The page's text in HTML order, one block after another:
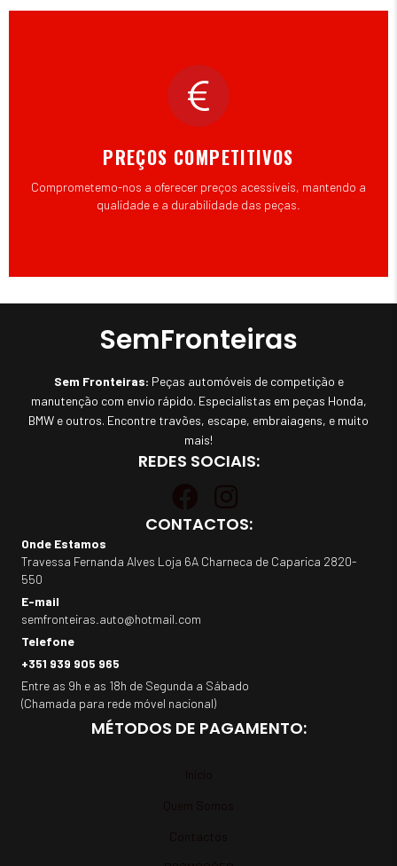
PREÇOS COMPETITIVOS
Comprometemo-nos a oferecer preços acessíveis, mantendo a
qualidade e a durabilidade das peças.
SemFronteiras
Sem Fronteiras: Peças automóveis de competição e
manutenção com envio rápido. Especialistas em peças Honda,
BMW e outros. Encontre travões, escape, embraiagens, e muito
mais!
REDES SOCIAIS:
CONTACTOS:
Onde Estamos
Travessa Fernanda Alves Loja 6A Charneca de Caparica 2820-
550
E-mail
semfronteiras.auto@hotmail.com
Telefone
+351 939 905 965
Entre as 9h e as 18h de Segunda a Sábado
(Chamada para rede móvel nacional)
MÉTODOS DE PAGAMENTO: